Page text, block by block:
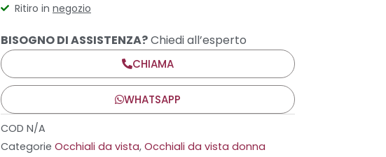
Ritiro in negozio
BISOGNO DI ASSISTENZA?Chiedi all’esperto
CHIAMA
WHATSAPP
COD N/A
Categorie Occhiali da vista, Occhiali da vista donna